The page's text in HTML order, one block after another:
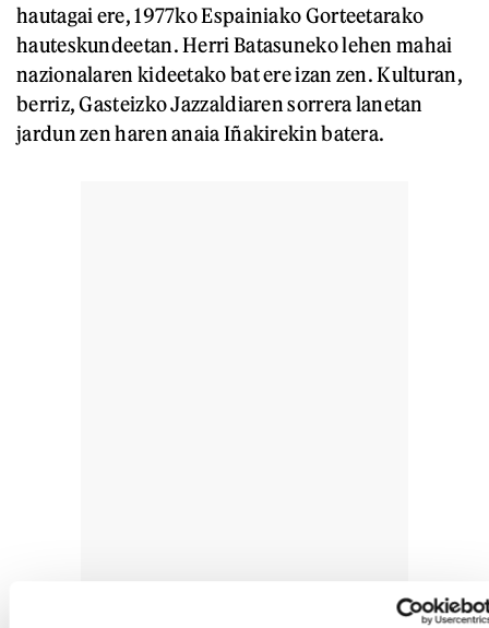
hautagai ere, 1977ko Espainiako Gorteetarako
hauteskundeetan. Herri Batasuneko lehen mahai
nazionalaren kideetako bat ere izan zen. Kulturan,
berriz, Gasteizko Jazzaldiaren sorrera lanetan
jardun zen haren anaia Iñakirekin batera.